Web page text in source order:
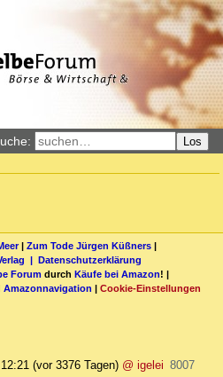
Los
| Zum Tode Jürgen Küßners |
| Datenschutzerklärung
Forum durch Käufe bei Amazon! |
Amazonnavigation | Cookie-Einstellungen
(vor 3376 Tagen) @ igelei 8007